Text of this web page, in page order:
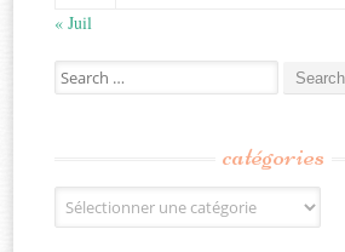
« Juil
Search
for:
catégories
Catégories